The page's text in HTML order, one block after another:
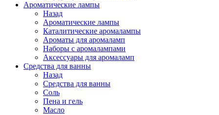
Ароматические лампы
Назад
Ароматические лампы
Каталитические аромалампы
Ароматы для аромаламп
Наборы с аромалампами
Аксессуары для аромаламп
Средства для ванны
Назад
Средства для ванны
Соль
Пена и гель
Масло